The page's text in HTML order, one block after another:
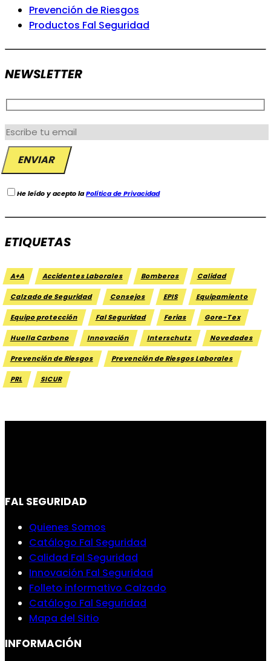
Prevención de Riesgos
Productos Fal Seguridad
NEWSLETTER
He leído y acepto laPolítica de Privacidad
ETIQUETAS
A+A Accidentes Laborales Bomberos Calidad
Calzado de Seguridad Consejos EPIS Equipamiento
Equipo protección Fal Seguridad Ferias Gore-Tex
Huella Carbono Innovación Interschutz Novedades
Prevención de Riesgos Prevención de Riesgos Laborales
PRL SICUR
FAL SEGURIDAD
Quienes Somos
Catálogo Fal Seguridad
Calidad Fal Seguridad
Innovación Fal Seguridad
Folleto informativo Calzado
Catálogo Fal Seguridad
Mapa del Sitio
INFORMACIÓN